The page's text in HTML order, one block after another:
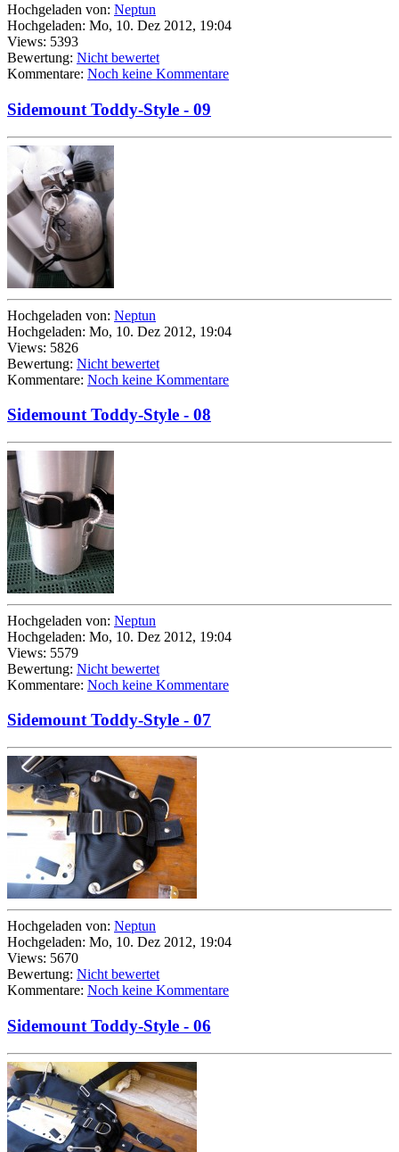
Hochgeladen von: Neptun
Hochgeladen: Mo, 10. Dez 2012, 19:04
Views: 5393
Bewertung: Nicht bewertet
Kommentare: Noch keine Kommentare
Sidemount Toddy-Style - 09
Hochgeladen von: Neptun
Hochgeladen: Mo, 10. Dez 2012, 19:04
Views: 5826
Bewertung: Nicht bewertet
Kommentare: Noch keine Kommentare
Sidemount Toddy-Style - 08
Hochgeladen von: Neptun
Hochgeladen: Mo, 10. Dez 2012, 19:04
Views: 5579
Bewertung: Nicht bewertet
Kommentare: Noch keine Kommentare
Sidemount Toddy-Style - 07
Hochgeladen von: Neptun
Hochgeladen: Mo, 10. Dez 2012, 19:04
Views: 5670
Bewertung: Nicht bewertet
Kommentare: Noch keine Kommentare
Sidemount Toddy-Style - 06